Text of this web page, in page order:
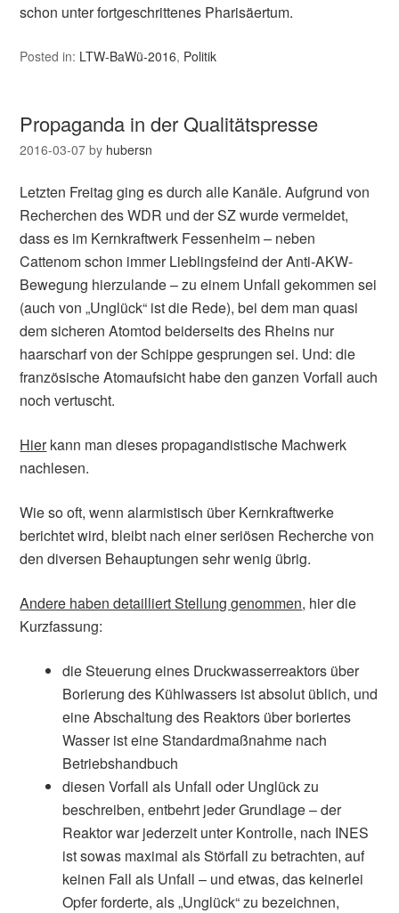
schon unter fortgeschrittenes Pharisäertum.
Posted in: LTW-BaWü-2016, Politik
Propaganda in der Qualitätspresse
2016-03-07 by hubersn
Letzten Freitag ging es durch alle Kanäle. Aufgrund von
Recherchen des WDR und der SZ wurde vermeldet,
dass es im Kernkraftwerk Fessenheim – neben
Cattenom schon immer Lieblingsfeind der Anti-AKW-
Bewegung hierzulande – zu einem Unfall gekommen sei
(auch von „Unglück“ ist die Rede), bei dem man quasi
dem sicheren Atomtod beiderseits des Rheins nur
haarscharf von der Schippe gesprungen sei. Und: die
französische Atomaufsicht habe den ganzen Vorfall auch
noch vertuscht.
Hierkann man dieses propagandistische Machwerk
nachlesen.
Wie so oft, wenn alarmistisch über Kernkraftwerke
berichtet wird, bleibt nach einer seriösen Recherche von
den diversen Behauptungen sehr wenig übrig.
Andere haben detailliert Stellung genommen, hier die
Kurzfassung:
die Steuerung eines Druckwasserreaktors über
Borierung des Kühlwassers ist absolut üblich, und
eine Abschaltung des Reaktors über boriertes
Wasser ist eine Standardmaßnahme nach
Betriebshandbuch
diesen Vorfall als Unfall oder Unglück zu
beschreiben, entbehrt jeder Grundlage – der
Reaktor war jederzeit unter Kontrolle, nach INES
ist sowas maximal als Störfall zu betrachten, auf
keinen Fall als Unfall – und etwas, das keinerlei
Opfer forderte, als „Unglück“ zu bezeichnen,